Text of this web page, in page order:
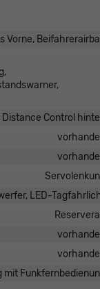
Vorne,
Distance Control
LED-
mit